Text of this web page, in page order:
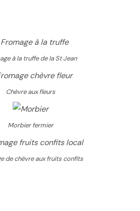
à la truffe de la St Jean
Chèvre aux fleurs
Morbier fermier
de chèvre aux fruits confits